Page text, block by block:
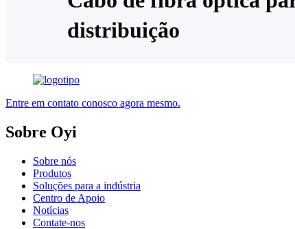
distribuição
Entre em contato conosco agora mesmo.
Sobre Oyi
Sobre nós
Produtos
Soluções para a indústria
Centro de Apoio
Notícias
Contate-nos